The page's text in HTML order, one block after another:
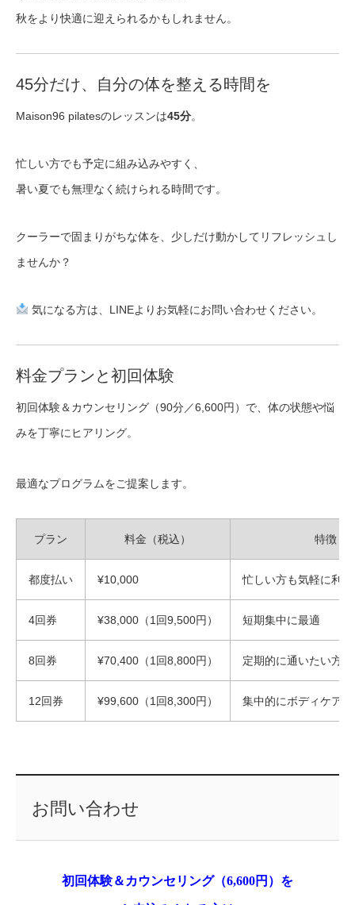
秋をより快適に迎えられるかもしれません。
45分だけ、自分の体を整える時間を
Maison96 pilatesのレッスンは45分。
忙しい方でも予定に組み込みやすく、
暑い夏でも無理なく続けられる時間です。
クーラーで固まりがちな体を、少しだけ動かしてリフレッシュし
ませんか？
気になる方は、LINEよりお気軽にお問い合わせください。
料金プランと初回体験
初回体験＆カウンセリング（90分／6,600円）で、体の状態や悩
みを丁寧にヒアリング。
最適なプログラムをご提案します。
プラン 料金（税込） 特徴
都度払い ¥10,000 忙しい方も気軽に利
4回券 ¥38,000（1回9,500円） 短期集中に最適
8回券 ¥70,400（1回8,800円） 定期的に通いたい方
12回券 ¥99,600（1回8,300円） 集中的にボディケア
お問い合わせ
初回体験＆カウンセリング（6,600円）を